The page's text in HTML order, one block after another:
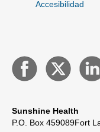
Accesibilidad
Sunshine Health
P.O. Box 459089Fort